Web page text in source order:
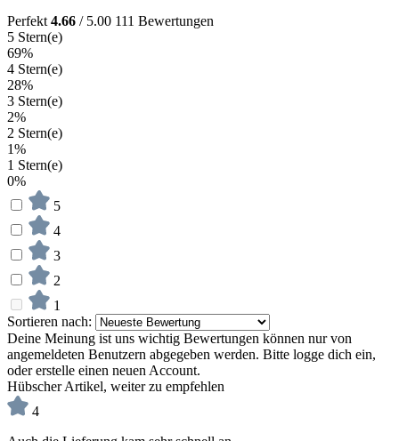
Perfekt 4.66 / 5.00 111 Bewertungen
5 Stern(e)
69%
4 Stern(e)
28%
3 Stern(e)
2%
2 Stern(e)
1%
1 Stern(e)
0%
5
4
3
2
1
Sortieren nach:
Deine Meinung ist uns wichtig Bewertungen können nur von
angemeldeten Benutzern abgegeben werden. Bitte logge dich ein,
oder erstelle einen neuen Account.
Hübscher Artikel, weiter zu empfehlen
4